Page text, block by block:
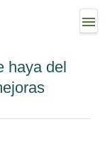
haya del